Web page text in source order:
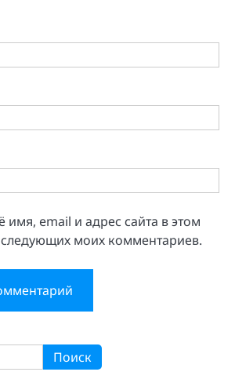
имя, email и адрес сайта в этом
моих комментариев.